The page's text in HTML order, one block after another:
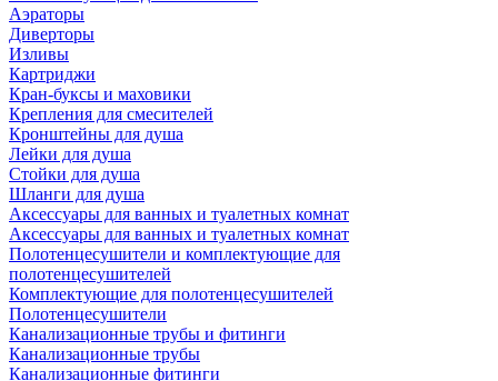
Аэраторы
Диверторы
Изливы
Картриджи
Кран-буксы и маховики
Крепления для смесителей
Кронштейны для душа
Лейки для душа
Стойки для душа
Шланги для душа
Аксессуары для ванных и туалетных комнат
Аксессуары для ванных и туалетных комнат
Полотенцесушители и комплектующие для
полотенцесушителей
Комплектующие для полотенцесушителей
Полотенцесушители
Канализационные трубы и фитинги
Канализационные трубы
Канализационные фитинги